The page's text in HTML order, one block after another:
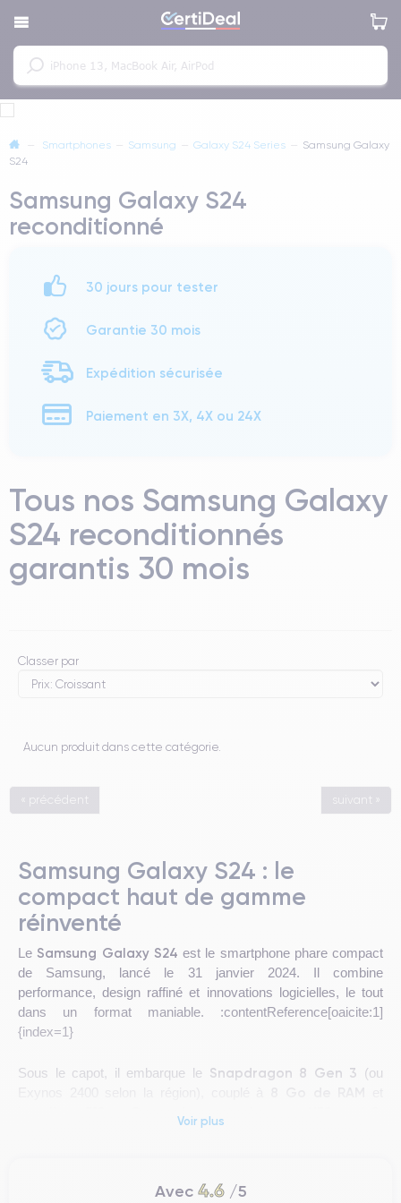
— Smartphones Samsung Galaxy S24 Series
Samsung Galaxy
S24
Samsung Galaxy S24
reconditionné
30 jours pour tester
Garantie 30 mois
Expédition sécurisée
Paiement en 3X, 4X ou 24X
Tous nos Samsung Galaxy
S24 reconditionnés
garantis 30 mois
Classer par
Aucun produit dans cette catégorie.
« précédent suivant »
Samsung Galaxy S24 : le
compact haut de gamme
réinventé
Le Samsung Galaxy S24 est le smartphone phare compact
de Samsung, lancé le 31 janvier 2024. Il combine
performance, design raffiné et innovations logicielles, le tout
dans un format maniable. :contentReference[oaicite:1]
{index=1}
Sous le capot, il embarque le Snapdragon 8 Gen 3 (ou
512 Go de stockage UFS 4.0
:contentReference[oaicite:2]{index=2}
résolution FHD+ (2340 x 1080 px) et un taux de
Voir plus
Avec 4.6/5